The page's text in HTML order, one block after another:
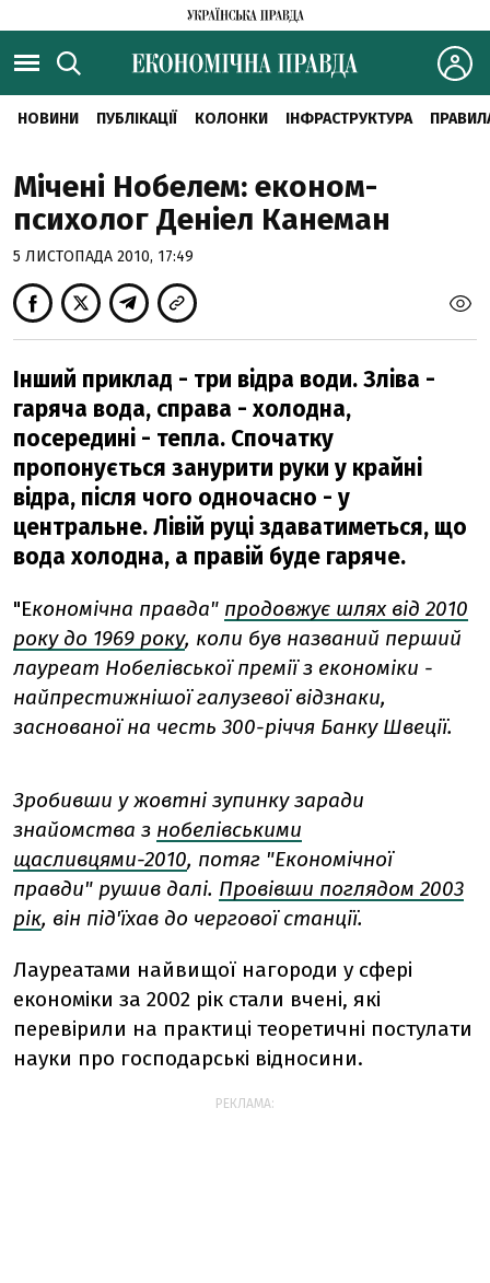
НОВИНИ ПУБЛІКАЦІЇ КОЛОНКИ ІНФРАСТРУКТУРА
Мічені Нобелем: економ-
психолог Деніел Канеман
5 ЛИСТОПАДА 2010, 17:49
Інший приклад - три відра води. Зліва -
гаряча вода, справа - холодна,
посередині - тепла. Спочатку
пропонується занурити руки у крайні
відра, після чого одночасно - у
центральне. Лівій руці здаватиметься, що
вода холодна, а правій буде гаряче.
"Економічна правда" продовжує шлях від 2010
року до 1969 року, коли був названий перший
лауреат Нобелівської премії з економіки -
найпрестижнішої галузевої відзнаки,
заснованої на честь 300-річчя Банку Швеції.
Зробивши у жовтні зупинку заради
знайомства з нобелівськими
щасливцями-2010, потяг "Економічної
правди" рушив далі. Провівши поглядом 2003
рік, він під'їхав до чергової станції.
Лауреатами найвищої нагороди у сфері
економіки за 2002 рік стали вчені, які
перевірили на практиці теоретичні постулати
науки про господарські відносини.
РЕКЛАМА: